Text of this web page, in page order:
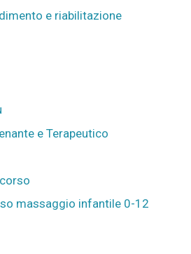
e riabilitazione
e Terapeutico
massaggio infantile 0-12